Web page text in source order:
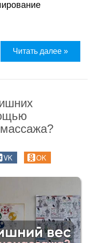
Читать далее »
массажа?
VK OK